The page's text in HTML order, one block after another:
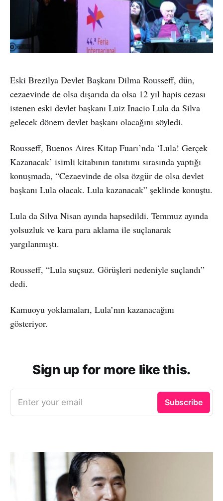
Eski Brezilya Devlet Başkanı Dilma Rousseff, dün,
cezaevinde de olsa dışarıda da olsa 12 yıl hapis cezası
istenen eski devlet başkanı Luiz Inacio Lula da Silva
gelecek dönem devlet başkanı olacağını söyledi.
Rousseff, Buenos Aires Kitap Fuarı’nda ‘Lula! Gerçek
Kazanacak’ isimli kitabının tanıtımı sırasında yaptığı
konuşmada, “Cezaevinde de olsa özgür de olsa devlet
başkanı Lula olacak. Lula kazanacak” şeklinde konuştu.
Lula da Silva Nisan ayında hapsedildi. Temmuz ayında
yolsuzluk ve kara para aklama ile suçlanarak
yargılanmıştı.
Rousseff, “Lula suçsuz. Görüşleri nedeniyle suçlandı”
dedi.
Kamuoyu yoklamaları, Lula’nın kazanacağını
gösteriyor.
Sign up for more like this.
Enter your email Subscribe